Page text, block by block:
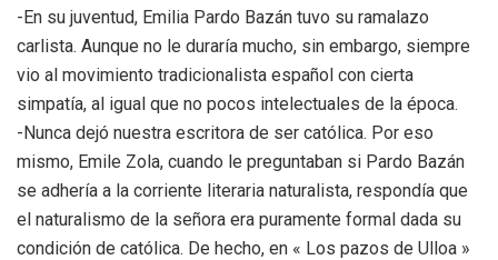
-En su juventud, Emilia Pardo Bazán tuvo su ramalazo
carlista. Aunque no le duraría mucho, sin embargo, siempre
vio al movimiento tradicionalista español con cierta
simpatía, al igual que no pocos intelectuales de la época.
-Nunca dejó nuestra escritora de ser católica. Por eso
mismo, Emile Zola, cuando le preguntaban si Pardo Bazán
se adhería a la corriente literaria naturalista, respondía que
el naturalismo de la señora era puramente formal dada su
condición de católica. De hecho, en « Los pazos de Ulloa »